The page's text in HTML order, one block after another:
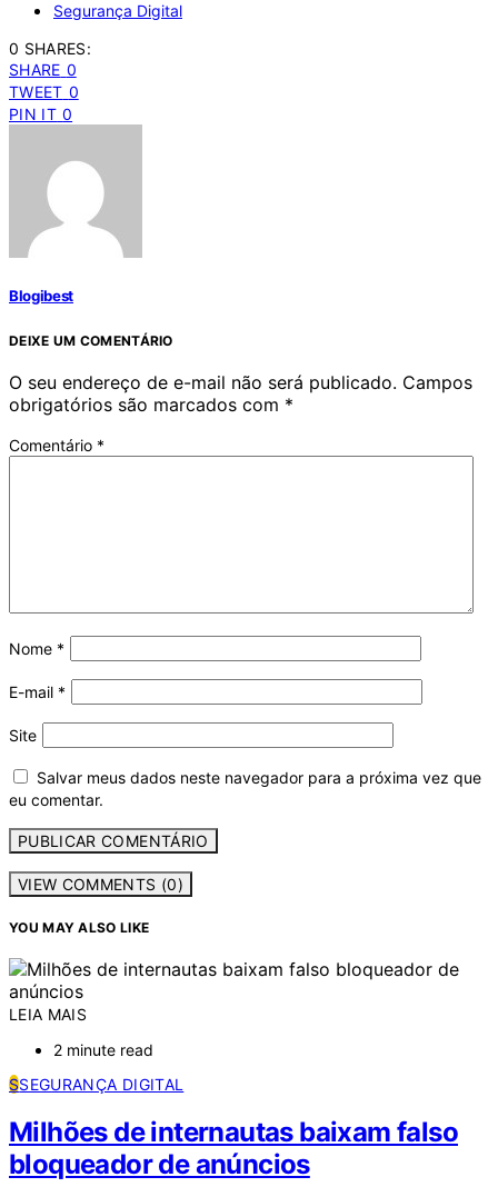
Segurança Digital
0 SHARES:
SHARE 0
TWEET 0
PIN IT 0
Blogibest
DEIXE UM COMENTÁRIO
O seu endereço de e-mail não será publicado. Campos
obrigatórios são marcados com *
Comentário *
Nome *
E-mail *
Site
Salvar meus dados neste navegador para a próxima vez que
eu comentar.
VIEW COMMENTS (0)
YOU MAY ALSO LIKE
LEIA MAIS
2 minute read
SSEGURANÇA DIGITAL
Milhões de internautas baixam falso
bloqueador de anúncios